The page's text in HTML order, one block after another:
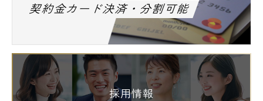
契約金カード決済・分割可能
採用情報